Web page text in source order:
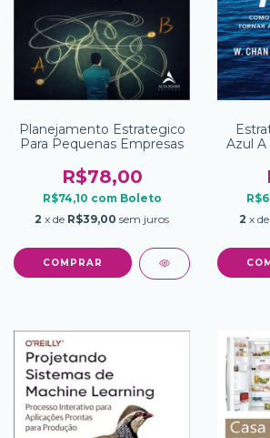
Planejamento Estrategico
Para Pequenas Empresas
R$78,00
R$74,10 com Boleto
2 x de R$39,00 sem juros
Azul A
2 x de